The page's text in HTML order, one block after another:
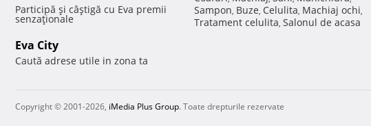
Participă şi câştigă cu Eva premii
senzaţionale
Eva City
Caută adrese utile in zona ta
Sampon, Buze, Celulita, Machiaj ochi,
Tratament celulita, Salonul de acasa
Copyright © 2001-2026, iMedia Plus Group. Toate drepturile rezervate